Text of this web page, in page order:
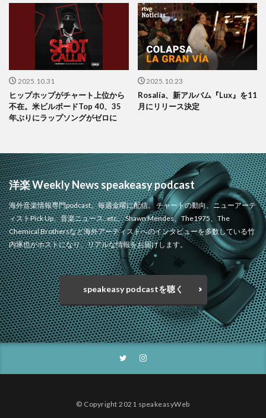
2025.10.31
ヒップホップがチャート上位から
不在。米ビルボードTop 40、35
年ぶりにラップソングがゼロに
2025.10.23
Rosalía、新アルバム『Lux』を11
月にリリース決定
洋楽 Weekly News speakeasy podcast
海外音楽情報専門podcast。毎週金曜に配信。 チャートの動向、ニューアーテ
ィストPick Up、音楽ニュース..etc。 Shawn Mendes、The1975、The
Chemical Brothersなど海外アーティストへのインタビューを多数している竹
内琢也がホストになり、リアルな情報をお届けします。
speakeasy podcastを聴く
© Copyright 2021 speakeasyWeb